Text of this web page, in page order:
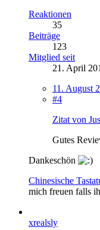
Reaktionen
35
Beiträge
123
Mitglied seit
21. April
11. August
#4
Zitat von
Gutes
Dankeschön
Chinesische
mich freuen falls
xrealsly